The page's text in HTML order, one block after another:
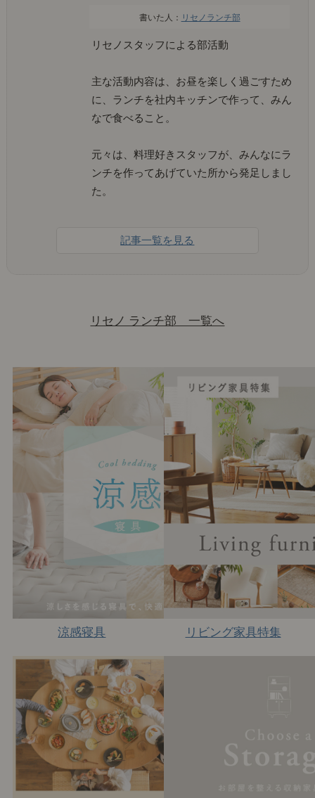
リセノランチ部
リセノスタッフによる部活動
主な活動内容は、お昼を楽しく過ごすため
に、ランチを社内キッチンで作って、みん
なで食べること。
元々は、料理好きスタッフが、みんなにラ
ンチを作ってあげていた所から発足しまし
た。
記事一覧を見る
リセノ ランチ部 一覧へ
涼感寝具 リビング家具特集